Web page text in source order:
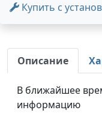
Купить с
Описание
В ближайшее
информацию